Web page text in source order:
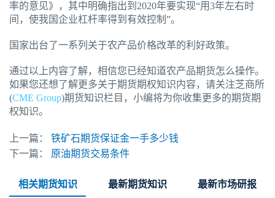
率的意见》，其中明确指出到2020年要实现“用3年左右时
间，使我国企业杠杆率得到有效控制”。
国家出台了一系列关于农产品价格改革的利好政策。
通过以上内容了解，相信您已经知道农产品期货怎么操作。
如果您还想了解更多关于期货期权知识内容，请关注芝商所
(CME Group)期货知识栏目，小编将为你收集更多的期货期
权知识。
上一篇：
铁矿石期货保证金一手多少钱
下一篇：
原油期货交易条件
相关期货知识 最新期货知识 最新市场研报